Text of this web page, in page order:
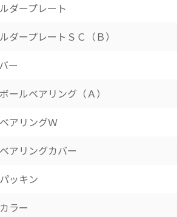
ダープレート
ダープレートＳＣ（Ｂ）
ー
ールベアリング（Ａ）
アリングＷ
アリングカバー
ッキン
ラー